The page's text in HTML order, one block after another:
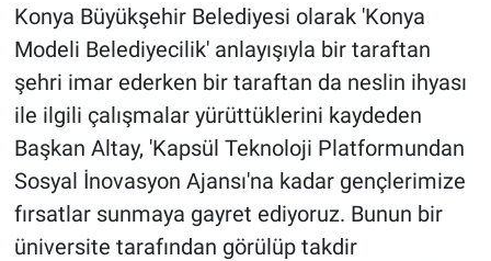
Konya Büyükşehir Belediyesi olarak 'Konya
Modeli Belediyecilik' anlayışıyla bir taraftan
şehri imar ederken bir taraftan da neslin ihyası
ile ilgili çalışmalar yürüttüklerini kaydeden
Başkan Altay, 'Kapsül Teknoloji Platformundan
Sosyal İnovasyon Ajansı'na kadar gençlerimize
fırsatlar sunmaya gayret ediyoruz. Bunun bir
üniversite tarafından görülüp takdir